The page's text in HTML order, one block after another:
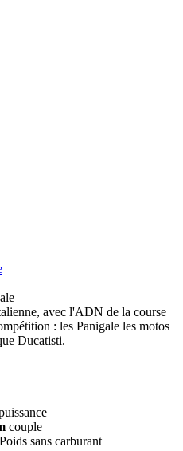
avec l'ADN de la course
: les Panigale les motos
Ducatisti.
couple
Poids sans carburant